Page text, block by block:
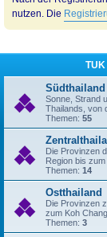
nutzen. Die
Südthailand
Sonne, Strand
Thailands, von
Themen: 55
Die Provinzen
Region bis
Themen: 14
Ostthailand
Die Provinzen
zum Koh
Themen: 3